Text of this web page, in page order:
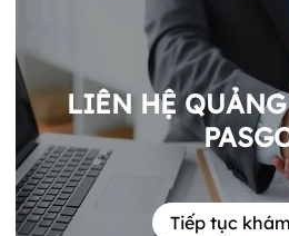
LIÊN HỆ
Tiếp tục